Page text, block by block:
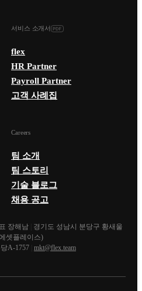
서비스 소개서
flex
HR Partner
Payroll Partner
고객 사례집
Careers
팀 소개
팀 스토리
기술 블로그
채용 공고
장해남
경기도 성남시 분당구 황새울
셋플레이스)
A-1757 mkt@flex.team